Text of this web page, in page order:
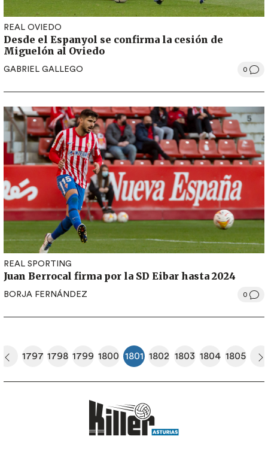
REAL OVIEDO
Desde el Espanyol se confirma la cesión de
Miguelón al Oviedo
GABRIEL GALLEGO 0
REAL SPORTING
Juan Berrocal firma por la SD Eibar hasta 2024
BORJA FERNÁNDEZ 0
página
Página anterior
1797 1798 1799
Página
1800
Página actual
1801 1802 1803 1804
Página
1805